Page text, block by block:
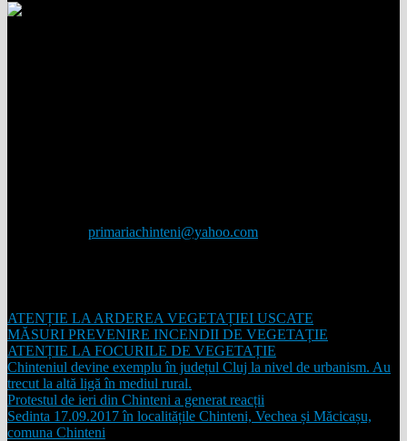
primariachinteni@yahoo.com
ATENȚIE LA ARDEREA VEGETAȚIEI USCATE
MĂSURI PREVENIRE INCENDII DE VEGETAȚIE
ATENȚIE LA FOCURILE DE VEGETAȚIE
Chinteniul devine exemplu în județul Cluj la nivel de urbanism. Au
trecut la altă ligă în mediul rural.
Protestul de ieri din Chinteni a generat reacții
Sedinta 17.09.2017 în localitățile Chinteni, Vechea și Măcicașu,
comuna Chinteni